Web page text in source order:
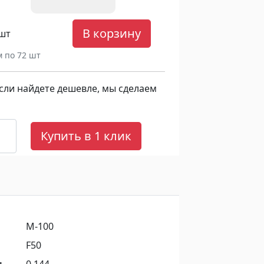
В корзину
по 72 шт
найдете дешевле, мы сделаем
Купить в 1 клик
М-100
F50